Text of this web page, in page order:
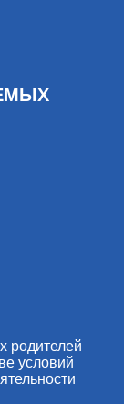
родителей
условий